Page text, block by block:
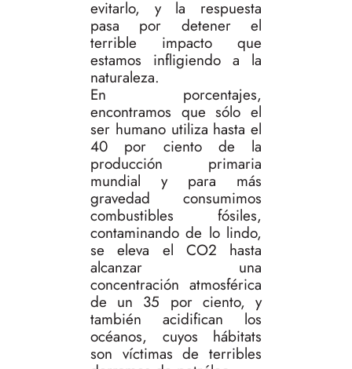
evitarlo, y la respuesta
pasa por detener el
terrible impacto que
estamos infligiendo a la
naturaleza.
En porcentajes,
encontramos que sólo el
ser humano utiliza hasta el
40 por ciento de la
producción primaria
mundial y para más
gravedad consumimos
combustibles fósiles,
contaminando de lo lindo,
se eleva el CO2 hasta
alcanzar una
concentración atmosférica
de un 35 por ciento, y
también acidifican los
océanos, cuyos hábitats
son víctimas de terribles